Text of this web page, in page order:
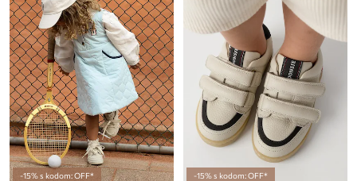
-15% s kodom: OFF* -15% s kodom: OFF*